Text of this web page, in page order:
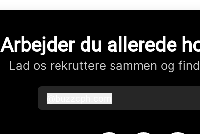
Arbejder du allerede
Lad os rekruttere sammen og
buzzcph.com